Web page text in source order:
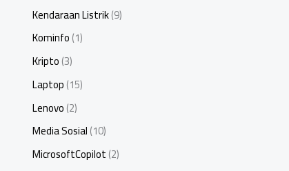
Kendaraan Listrik(9)
Kominfo(1)
Kripto(3)
Laptop(15)
Lenovo(2)
Media Sosial(10)
MicrosoftCopilot(2)